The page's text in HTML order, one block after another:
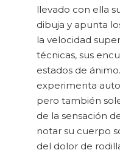
llevado con ella
dibuja y apunta
la velocidad
técnicas, sus
estados de
experimenta
pero también
de la sensación
notar su cuerpo
del dolor de